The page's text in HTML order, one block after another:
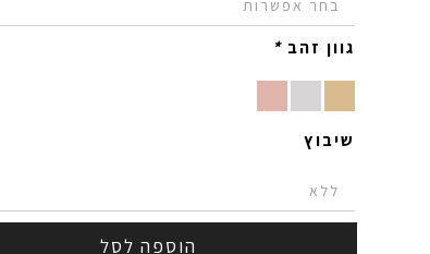
גוון זהב*
שיבוץ
הוספה לסל